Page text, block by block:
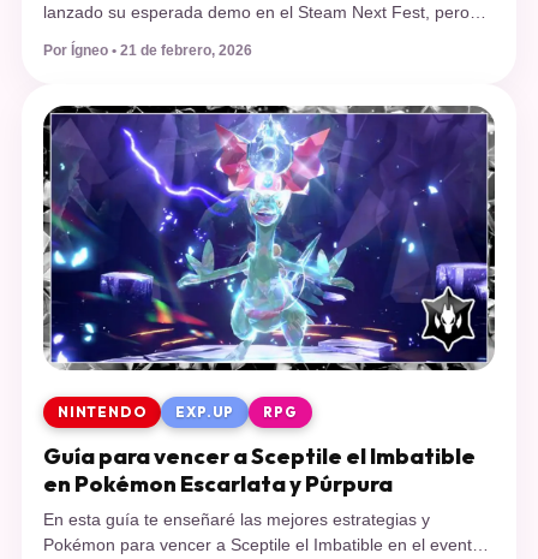
lanzado su esperada demo en el Steam Next Fest, pero
miles de jugadores se han topado con un muro técnico: la
falta de munición. Descubre el método exacto para obtener
armas de fuego. El lanzamiento de la demo […]
Por Ígneo • 21 de febrero, 2026
NINTENDO EXP.UP RPG
Guía para vencer a Sceptile el Imbatible
en Pokémon Escarlata y Púrpura
En esta guía te enseñaré las mejores estrategias y
Pokémon para vencer a Sceptile el Imbatible en el evento